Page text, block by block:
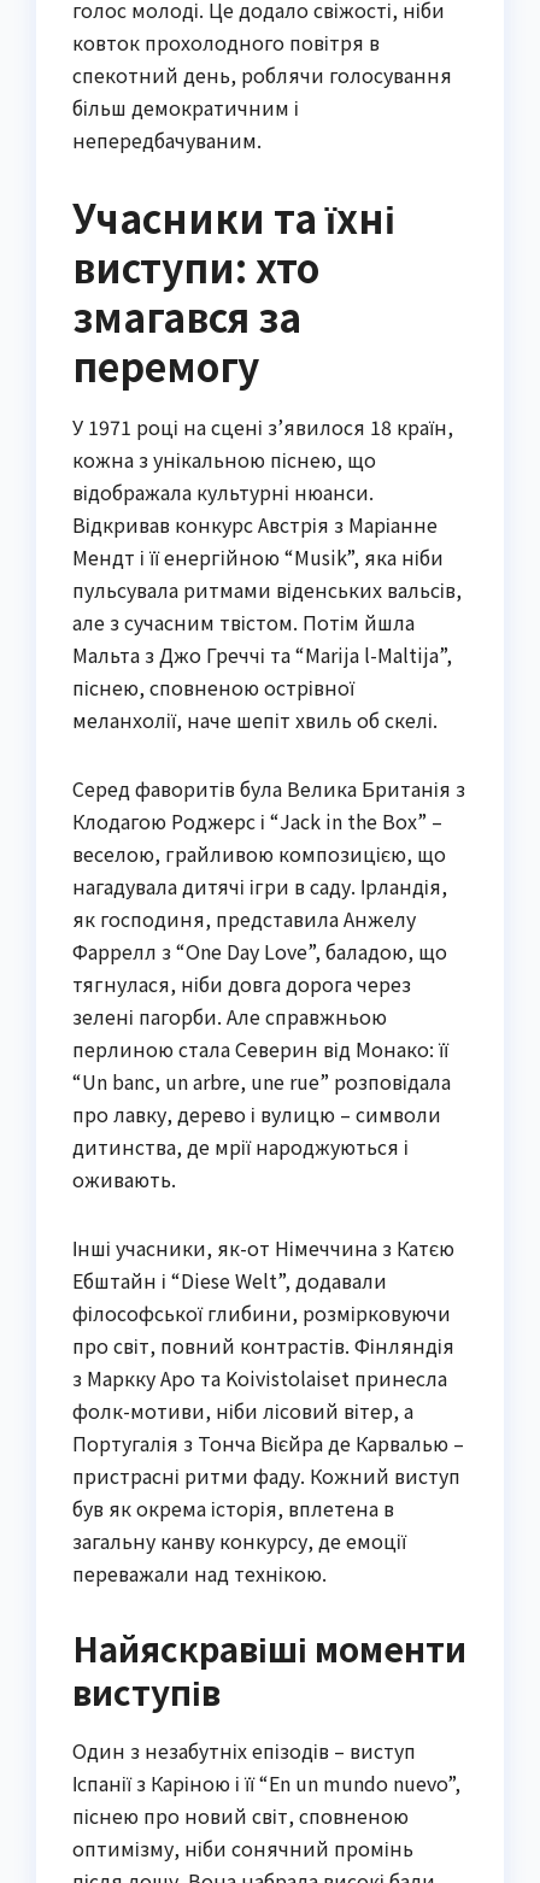
голос молоді. Це додало свіжості, ніби
ковток прохолодного повітря в
спекотний день, роблячи голосування
більш демократичним і
непередбачуваним.
Учасники та їхні
виступи: хто
змагався за
перемогу
У 1971 році на сцені з’явилося 18 країн,
кожна з унікальною піснею, що
відображала культурні нюанси.
Відкривав конкурс Австрія з Маріанне
Мендт і її енергійною “Musik”, яка ніби
пульсувала ритмами віденських вальсів,
але з сучасним твістом. Потім йшла
Мальта з Джо Греччі та “Marija l-Maltija”,
піснею, сповненою острівної
меланхолії, наче шепіт хвиль об скелі.
Серед фаворитів була Велика Британія з
Клодагою Роджерс і “Jack in the Box” –
веселою, грайливою композицією, що
нагадувала дитячі ігри в саду. Ірландія,
як господиня, представила Анжелу
Фаррелл з “One Day Love”, баладою, що
тягнулася, ніби довга дорога через
зелені пагорби. Але справжньою
перлиною стала Северин від Монако: її
“Un banc, un arbre, une rue” розповідала
про лавку, дерево і вулицю – символи
дитинства, де мрії народжуються і
оживають.
Інші учасники, як-от Німеччина з Катєю
Ебштайн і “Diese Welt”, додавали
філософської глибини, розмірковуючи
про світ, повний контрастів. Фінляндія
з Маркку Аро та Koivistolaiset принесла
фолк-мотиви, ніби лісовий вітер, а
Португалія з Тонча Вієйра де Карвалью –
пристрасні ритми фаду. Кожний виступ
був як окрема історія, вплетена в
загальну канву конкурсу, де емоції
переважали над технікою.
Найяскравіші моменти
виступів
Один з незабутніх епізодів – виступ
Іспанії з Каріною і її “En un mundo nuevo”,
піснею про новий світ, сповненою
оптимізму, ніби сонячний промінь